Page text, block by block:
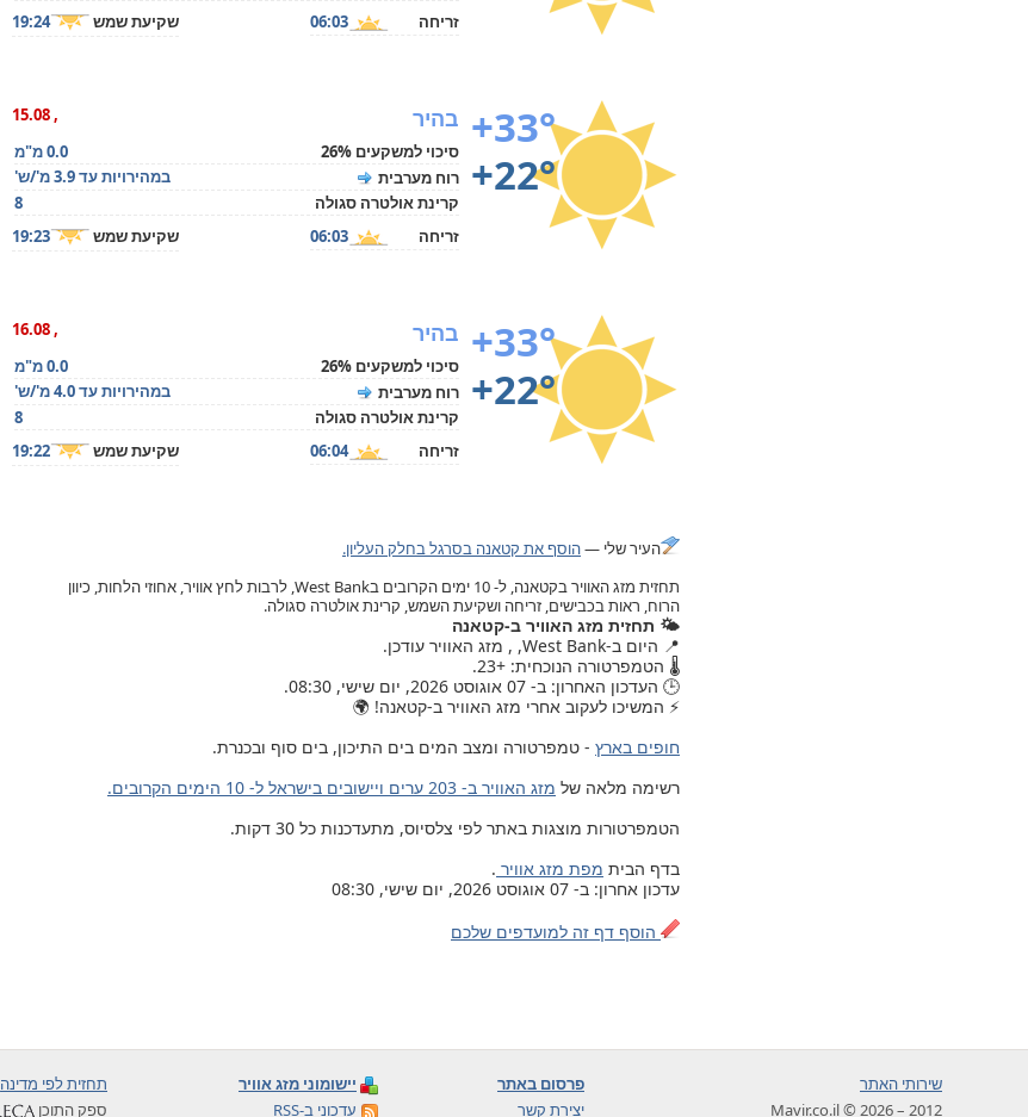
זריחה
06:03 שקיעת שמש 19:24
+33°
+22°
, 15.08 בהיר
סיכוי למשקעים 26%
0.0 מ"מ
רוח מערבית
במהירויות עד 3.9 מ'/ש'
קרינת אולטרה סגולה
8
זריחה
06:03 שקיעת שמש 19:23
+33°
+22°
, 16.08 בהיר
סיכוי למשקעים 26%
0.0 מ"מ
רוח מערבית
במהירויות עד 4.0 מ'/ש'
קרינת אולטרה סגולה
8
זריחה
06:04 שקיעת שמש 19:22
העיר שלי —הוסף את קטאנה בסרגל בחלק העליון.
תחזית מזג האוויר בקטאנה, ל- 10 ימים הקרובים בWest Bank, לרבות לחץ אוויר, אחוזי הלחות, כיוון
הרוח, ראות בכבישים, זריחה ושקיעת השמש, קרינת אולטרה סגולה.
🌤️ תחזית מזג האוויר ב-קטאנה
📍 היום ב-West Bank, , מזג האוויר עודכן.
🌡️ הטמפרטורה הנוכחית: +23.
🕒 העדכון האחרון: ב- 07 אוגוסט 2026, יום שישי, 08:30.
⚡ המשיכו לעקוב אחרי מזג האוויר ב-קטאנה! 🌍
חופים בארץ - טמפרטורה ומצב המים בים התיכון, בים סוף ובכנרת.
רשימה מלאה של מזג האוויר ב- 203 ערים ויישובים בישראל ל- 10 הימים הקרובים.
הטמפרטורות מוצגות באתר לפי צלסיוס, מתעדכנות כל 30 דקות.
בדף הבית מפת מזג אוויר .
עדכון אחרון: ב- 07 אוגוסט 2026, יום שישי, 08:30
הוסף דף זה למועדפים שלכם
שירותי האתר
2012 – 2026 © Mavir.co.il
פרסום באתר
יצירת קשר
יישומוני מזג אוויר
עדכוני ב-RSS
תחזית לפי מדינה
ספק התוכן